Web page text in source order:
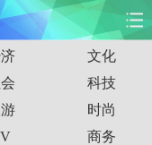
财经
教育
文化
科技
时尚
商务